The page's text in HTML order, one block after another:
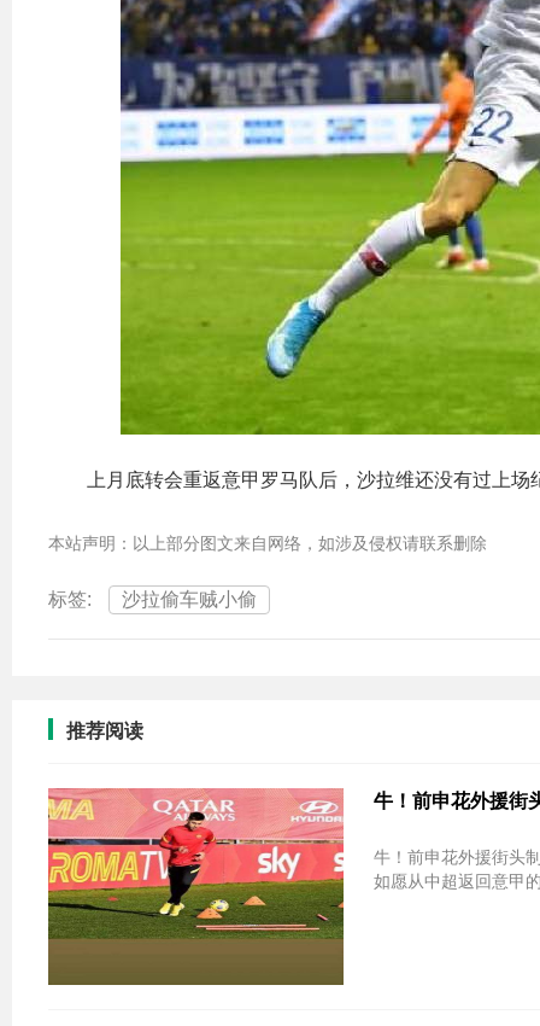
上月底转会重返意甲罗马队后，沙拉维还没有过上场
本站声明：以上部分图文来自网络，如涉及侵权请联系删除
标签: 沙拉偷车贼小偷
推荐阅读
牛！前申花外援街
牛！前申花外援街头
如愿从中超返回意甲